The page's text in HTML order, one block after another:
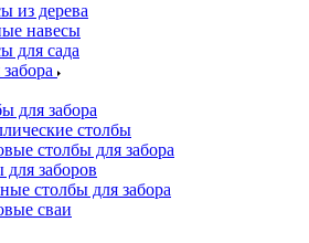
из дерева
навесы
для сада
для забора
столбы
столбы для забора
для заборов
столбы для забора
сваи